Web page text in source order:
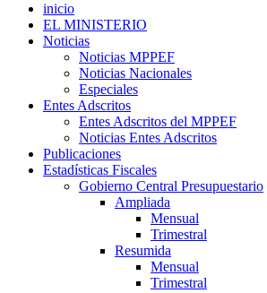
inicio
EL MINISTERIO
Noticias
Noticias MPPEF
Noticias Nacionales
Especiales
Entes Adscritos
Entes Adscritos del MPPEF
Noticias Entes Adscritos
Publicaciones
Estadísticas Fiscales
Gobierno Central Presupuestario
Ampliada
Mensual
Trimestral
Resumida
Mensual
Trimestral